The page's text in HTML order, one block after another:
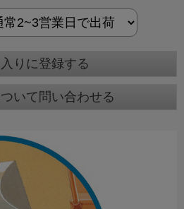
りに登録する
いて問い合わせる